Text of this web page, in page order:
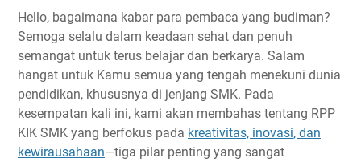
Hello, bagaimana kabar para pembaca yang budiman?
Semoga selalu dalam keadaan sehat dan penuh
semangat untuk terus belajar dan berkarya. Salam
hangat untuk Kamu semua yang tengah menekuni dunia
pendidikan, khususnya di jenjang SMK. Pada
kesempatan kali ini, kami akan membahas tentang RPP
KIK SMK yang berfokus pada kreativitas, inovasi, dan
kewirausahaan—tiga pilar penting yang sangat